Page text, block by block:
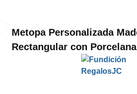
Metopa Personalizada
Rectangular con